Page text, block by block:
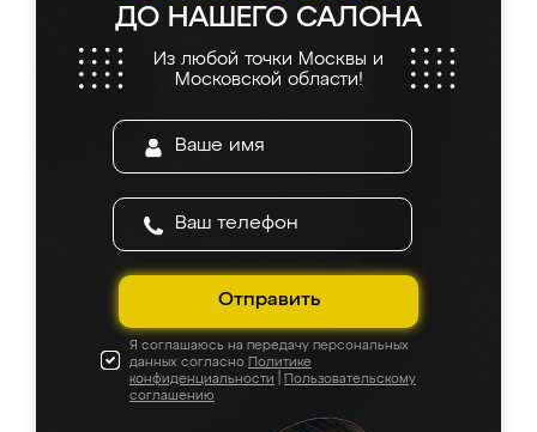
ДО НАШЕГО САЛОНА
Из любой точки Москвы и
Московской области!
Отправить
Я соглашаюсь на передачу персональных
данных согласно Политике
конфиденциальности
Пользовательскому
соглашению